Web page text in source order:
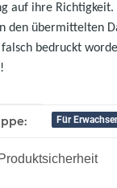
auf ihre Richtigkeit.
den übermittelten
bedruckt
Für